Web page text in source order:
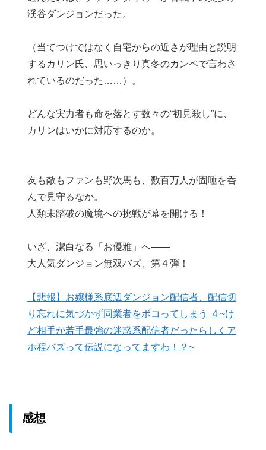
渓谷ダンジョンだった。
（当てつけではなく自宅からの近さが理由と説明
するカリン氏、思いっきり真冬のカンペで言わさ
れているのだった……）。
どんな実力者も命を落とす数々の“初見殺し”に、
カリンはいかに対応するのか。
友も敵もファンも野次馬も、数百万人が固唾を呑
んで見守るなか。
人類未踏破の魔境への挑戦が幕を開ける！
いざ、潔白なる「お優雅」へ――
大人気ダンジョン無双バズ、第４弾！
【悲報】お嬢様系底辺ダンジョン配信者、配信切
り忘れに気づかず同業者をボコってしまう ４~け
ど相手が若手最強の迷惑系配信者だったらしくア
ホ程バズって伝説になってますわ！？~
感想